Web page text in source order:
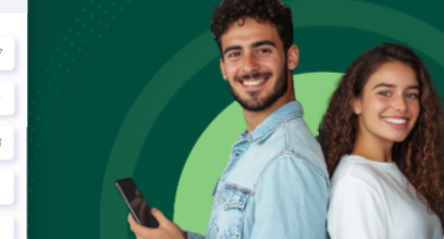
קלאסית בתרבות
פופולרית מודרנית